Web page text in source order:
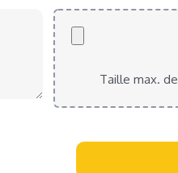
Taille max.